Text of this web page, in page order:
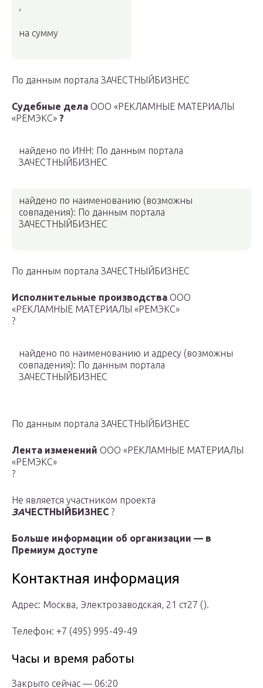
,
на сумму
По данным портала ЗАЧЕСТНЫЙБИЗНЕС
Судебные дела ООО «РЕКЛАМНЫЕ МАТЕРИАЛЫ
«РЕМЭКС» ?
найдено по ИНН: По данным портала
ЗАЧЕСТНЫЙБИЗНЕС
найдено по наименованию (возможны
совпадения): По данным портала
ЗАЧЕСТНЫЙБИЗНЕС
По данным портала ЗАЧЕСТНЫЙБИЗНЕС
Исполнительные производства ООО
«РЕКЛАМНЫЕ МАТЕРИАЛЫ «РЕМЭКС»
?
найдено по наименованию и адресу (возможны
совпадения): По данным портала
ЗАЧЕСТНЫЙБИЗНЕС
По данным портала ЗАЧЕСТНЫЙБИЗНЕС
Лента изменений ООО «РЕКЛАМНЫЕ МАТЕРИАЛЫ
«РЕМЭКС»
?
Не является участником проекта
ЗАЧЕСТНЫЙБИЗНЕС ?
Больше информации об организации — в
Премиум доступе
Контактная информация
Адрес: Москва, Электрозаводская, 21 ст27 ().
Телефон: +7 (495) 995-49-49
Часы и время работы
Закрыто сейчас — 06:20